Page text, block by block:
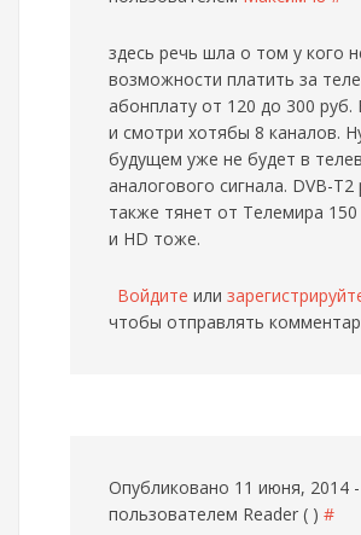
здесь речь шла о том у кого
возможности платить за
абонплату от 120 до 300 руб.
и смотри хотябы 8 каналов.
будущем уже не будет в
аналогового сигнала. DVB-T2
также тянет от Телемира 150
и HD тоже.
Войдите или
чтобы отправлять
Опубликовано 11 июня, 2014 -
пользователем Reader ( ) #